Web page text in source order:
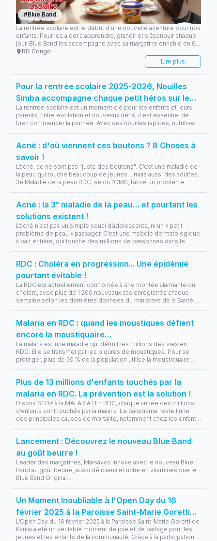
#Blue Band
La rentrée scolaire est le début d’une nouvelle aventure pour nos
enfants. Pour les aider à apprendre, grandir et s’épanouir chaque
jour, Blue Band les accompagne avec sa margarine enrichie en 6
vitamines essentielles (A, B1, B2, B3, B9 et D), source d’énergie et
RD Congo
Lire plus
Pour la rentrée scolaire 2025-2026, Nouilles
Simba accompagne chaque petit héros sur le
chemin de l’école
La rentrée scolaire est un moment clé pour les enfants et leurs
parents. Entre excitation et nouveaux défis, il est essentiel de
bien commencer la journée. Avec ses nouilles rapides, nutritives
Acné : d'où viennent ces boutons ? 8 Choses à
savoir !
L’acné, ce ne sont pas "juste des boutons". C’est une maladie de
la peau qui touche beaucoup de jeunes… mais aussi des adultes.
3e Maladie de la peau RDC, selon l’OMS, l’acné un problème
Acné : la 3ᵉ maladie de la peau… et pourtant les
solutions existent !
L’acné n’est pas un simple souci d’adolescents, ni un « petit
problème de peau » passager. C’est une maladie dermatologique
à part entière, qui touche des millions de personnes dans le
RDC : Choléra en progression... Une épidémie
pourtant évitable !
La RDC est actuellement confrontée à une montée alarmante du
choléra, avec plus de 1 200 nouveaux cas enregistrés chaque
semaine selon les dernières données du ministère de la Santé.
Malaria en RDC : quand les moustiques défient
encore la moustiquaire…
La malaria est une maladie qui détruit les millions des vies en
RDC. Elle se transmet par les piqûres de moustiques. Pour se
protéger, plus de 50 % de la population utilise la moustiquaire
Plus de 13 millions d'enfants touchés par la
malaria en RDC. La prévention est la solution !
Disons STOP à la MALARIA ! En RDC, chaque année des millions
d’enfants sont touchés par la malaria. Le paludisme reste l’une
des principales causes de mortalité, notamment chez les enfants
Lancement : Découvrez le nouveau Blue Band
au goût beurre !
Leader des margarines, Marsavco innove avec le nouveau Blue
Band au goût beurre, aussi délicieux et riche en vitamines que le
Blue Band Original....
Un Moment Inoubliable à l'Open Day du 16
février 2025 à la Paroisse Saint-Marie Goretti
de Kauka
L’Open Day du 16 février 2025 à la Paroisse Saint-Marie Goretti de
Kauka a été un véritable moment de joie et de partage pour les
jeunes et les enfants de la communauté. Grâce à la participation